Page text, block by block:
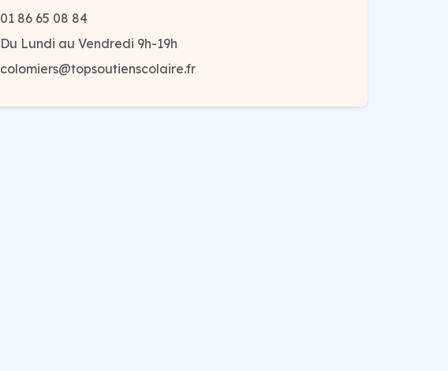
01 86 65 08 84
Du Lundi au Vendredi 9h-19h
colomiers@topsoutienscolaire.fr